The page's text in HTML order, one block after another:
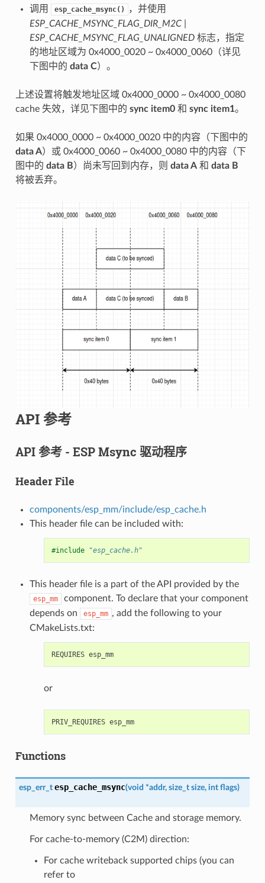
调用
esp_cache_msync()
，并使用
ESP_CACHE_MSYNC_FLAG_DIR_M2C |
ESP_CACHE_MSYNC_FLAG_UNALIGNED标志，指定
的地址区域为 0x4000_0020 ~ 0x4000_0060（详见
下图中的 data C）。
上述设置将触发地址区域 0x4000_0000 ~ 0x4000_0080
cache 失效，详见下图中的 sync item0和 sync item1。
如果 0x4000_0000 ~ 0x4000_0020 中的内容（下图中的
data A）或 0x4000_0060 ~ 0x4000_0080 中的内容（下
图中的 data B）尚未写回到内存，则 data A和 data B
将被丢弃。
API 参考
API 参考 - ESP Msync 驱动程序
Header File
components/esp_mm/include/esp_cache.h
This header file can be included with:
#include "esp_cache.h"
This header file is a part of the API provided by the
esp_mm
component. To declare that your component
depends on
esp_mm , add the following to your
CMakeLists.txt:
REQUIRES esp_mm
or
PRIV_REQUIRES esp_mm
Functions
esp_err_t esp_cache_msync(void *addr, size_t size, int flags)
Memory sync between Cache and storage memory.
For cache-to-memory (C2M) direction:
For cache writeback supported chips (you can
refer to